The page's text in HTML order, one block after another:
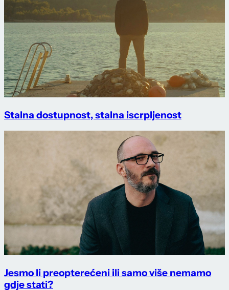
Stalna dostupnost, stalna iscrpljenost
Jesmo li preopterećeni ili samo više nemamo
gdje stati?